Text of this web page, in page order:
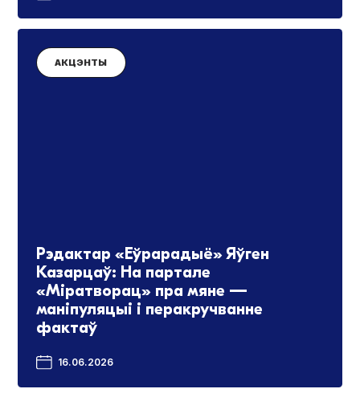
АКЦЭНТЫ
Рэдактар «Еўрарадыё» Яўген
Казарцаў: На партале
«Міратворац» пра мяне —
маніпуляцыі і перакручванне
фактаў
16.06.2026